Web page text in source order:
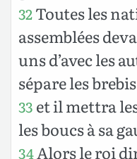
32Toutes les
assemblées
uns d’avec les
sépare les
33 et il mettra
les boucs à sa
34Alors le roi